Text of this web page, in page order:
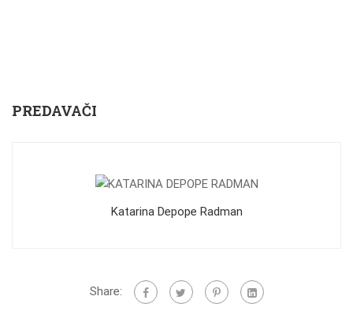
PREDAVAČI
Katarina Depope Radman
Share: